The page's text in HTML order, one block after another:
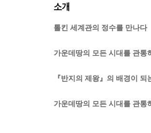
소개
톨킨 세계관의 정수를 만나다
가운데땅의 모든 시대를 관통
『반지의 제왕』의 배경이
가운데땅의 모든 시대를 관